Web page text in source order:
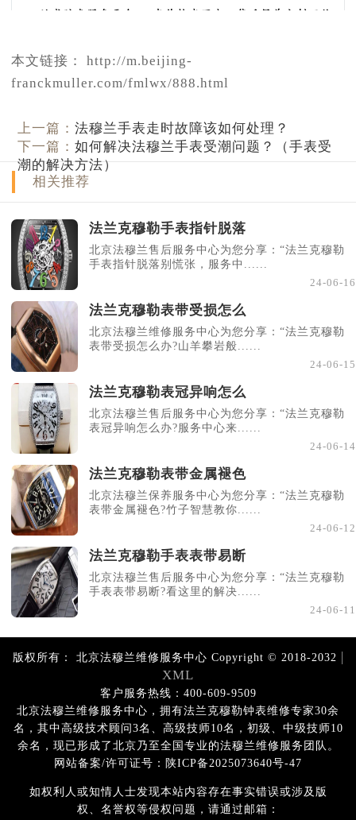
本文链接： http://m.beijing-
franckmuller.com/fmlwx/888.html
上一篇：法穆兰手表走时故障该如何处理？
下一篇：如何解决法穆兰手表受潮问题？（手表受
潮的解决方法）
相关推荐
法兰克穆勒手表指针脱落
北京法穆兰售后服务中心为您分享：“法兰克穆勒
手表指针脱落别慌张，服务中......
24-06-16
法兰克穆勒表带受损怎么
北京法穆兰维修服务中心为您分享：“法兰克穆勒
表带受损怎么办?山羊攀岩般......
24-06-15
法兰克穆勒表冠异响怎么
北京法穆兰售后服务中心为您分享：“法兰克穆勒
表冠异响怎么办?服务中心来......
24-06-14
法兰克穆勒表带金属褪色
北京法穆兰保养服务中心为您分享：“法兰克穆勒
表带金属褪色?竹子智慧教你......
24-06-12
法兰克穆勒手表表带易断
北京法穆兰售后服务中心为您分享：“法兰克穆勒
手表表带易断?看这里的解决......
24-06-11
版权所有： 北京法穆兰维修服务中心 Copyright © 2018-2032 |
XML
客户服务热线：400-609-9509
北京法穆兰维修服务中心，拥有法兰克穆勒钟表维修专家30余
名，其中高级技术顾问3名、高级技师10名，初级、中级技师10
余名，现已形成了北京乃至全国专业的法穆兰维修服务团队。
网站备案/许可证号：陕ICP备2025073640号-47
如权利人或知情人士发现本站内容存在事实错误或涉及版
权、名誉权等侵权问题，请通过邮箱：